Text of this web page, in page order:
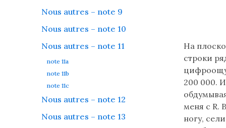
Nous autres – note 9
Nous autres – note 10
Nous autres – note 11
note 11a
note 11b
note 11c
Nous autres – note 12
Nous autres – note 13
texte
en
russe
(flèche
bas)
-
disponible
На
строки
200 000.
меня с R.
ногу,